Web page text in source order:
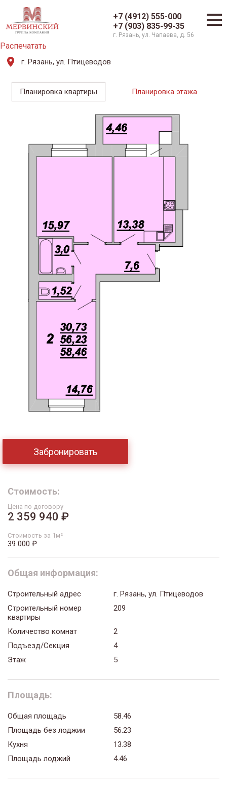
+7 (4912) 555-000
+7 (903) 835-99-35
г. Рязань, ул. Чапаева, д. 56
Распечатать
г. Рязань, ул. Птицеводов
Планировка квартиры Планировка этажа
Забронировать
Стоимость:
Цена по договору
2 359 940 ₽
Стоимость за 1м²
39 000 ₽
Общая информация:
Строительный адрес
г. Рязань, ул. Птицеводов
Строительный номер
квартиры
209
Количество комнат
2
Подъезд/Секция
4
Этаж
5
Площадь:
Общая площадь
58.46
Площадь без лоджии
56.23
Кухня
13.38
Площадь лоджий
4.46